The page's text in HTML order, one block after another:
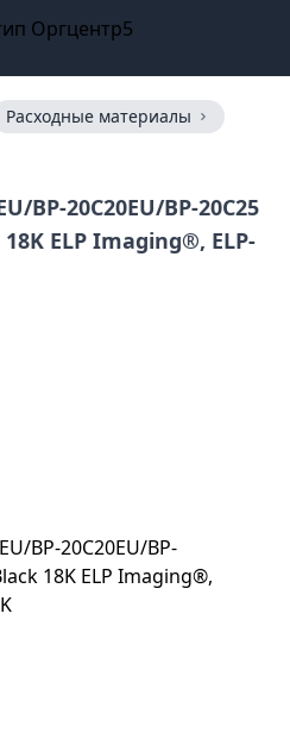
Расходные материалы
BP-20С20EU/BP-20С25
18K ELP Imaging®, ELP-